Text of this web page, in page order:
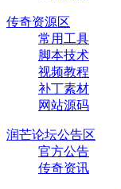
传奇资源区
常用工具
脚本技术
视频教程
补丁素材
网站源码
润芒论坛公告区
官方公告
传奇资讯